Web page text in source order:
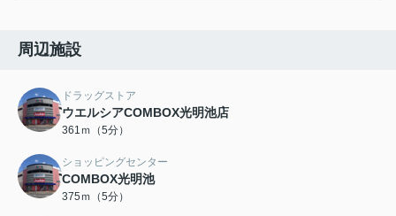
周辺施設
ドラッグストア
ウエルシアCOMBOX光明池店
361ｍ（5分）
ショッピングセンター
COMBOX光明池
375ｍ（5分）